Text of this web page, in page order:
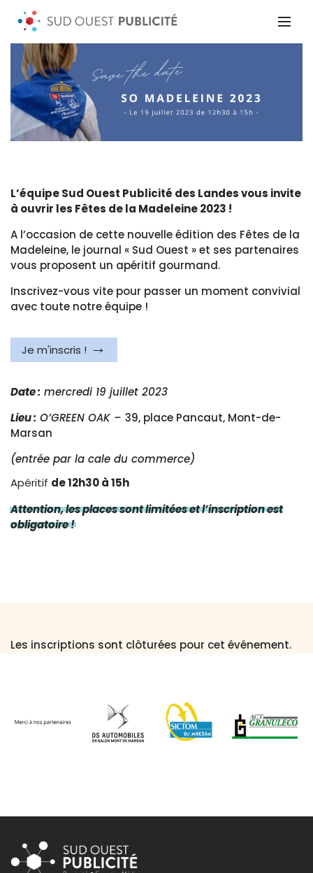
L’équipe Sud Ouest Publicité des Landes vous invite
à ouvrir les Fêtes de la Madeleine 2023 !
A l’occasion de cette nouvelle édition des Fêtes de la
Madeleine, le journal « Sud Ouest » et ses partenaires
vous proposent un apéritif gourmand.
Inscrivez-vous vite pour passer un moment convivial
avec toute notre équipe !
Je m'inscris !
Date : mercredi 19 juillet 2023
Lieu : O’GREEN OAK – 39, place Pancaut, Mont-de-
Marsan
(entrée par la cale du commerce)
Apéritif de 12h30 à 15h
Attention, les places sont limitées et l’inscription est
obligatoire !
Les inscriptions sont clôturées pour cet événement.